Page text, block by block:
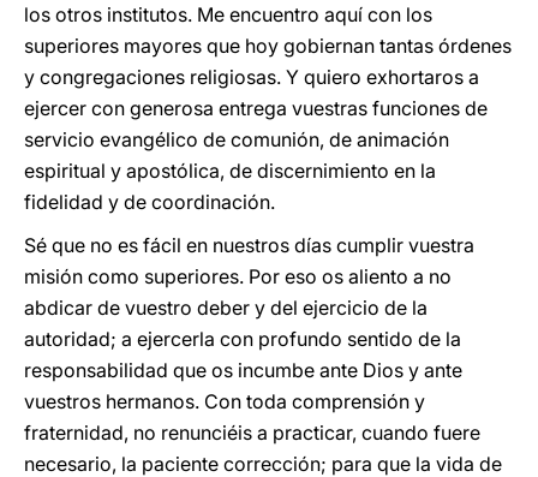
los otros institutos. Me encuentro aquí con los
superiores mayores que hoy gobiernan tantas órdenes
y congregaciones religiosas. Y quiero exhortaros a
ejercer con generosa entrega vuestras funciones de
servicio evangélico de comunión, de animación
espiritual y apostólica, de discernimiento en la
fidelidad y de coordinación.
Sé que no es fácil en nuestros días cumplir vuestra
misión como superiores. Por eso os aliento a no
abdicar de vuestro deber y del ejercicio de la
autoridad; a ejercerla con profundo sentido de la
responsabilidad que os incumbe ante Dios y ante
vuestros hermanos. Con toda comprensión y
fraternidad, no renunciéis a practicar, cuando fuere
necesario, la paciente corrección; para que la vida de